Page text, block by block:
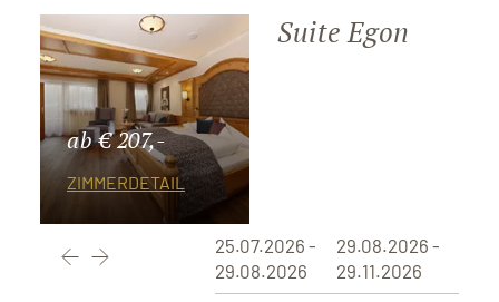
ab € 207,-
ZIMMERDETAIL
Suite Egon
25.07.2026 -
29.08.2026
29.08.2026 -
29.11.2026